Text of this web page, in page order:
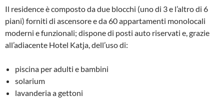
Il residence è composto da due blocchi (uno di 3 e l’altro di 6
piani) forniti di ascensore e da 60 appartamenti monolocali
moderni e funzionali; dispone di posti auto riservati e, grazie
all’adiacente Hotel Katja, dell’uso di:
piscina per adulti e bambini
solarium
lavanderia a gettoni